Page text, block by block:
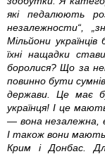
0
7
5
1
_
які педалюють
незалежности“,
Мільйони
їхні нащадки
боролися? Що за
повинно бути
держави. Це має
українця! І це
— вона незалежна,
І також вони мають
Крим і Донбас.